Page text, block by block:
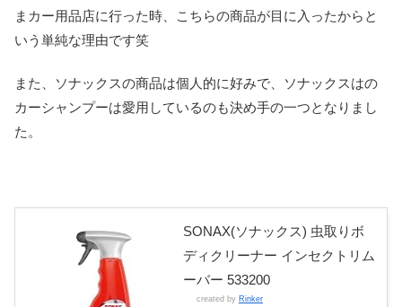
まカー用品店に行った時、こちらの商品が目に入ったからと
いう単純な理由です笑
また、ソナックスの商品は個人的に好みで、ソナックスはの
カーシャンプーは愛用しているのも決め手の一つとなりまし
た。
SONAX(ソナックス) 虫取りボ
ディクリーナー インセクトリム
ーバー 533200
created by Rinker